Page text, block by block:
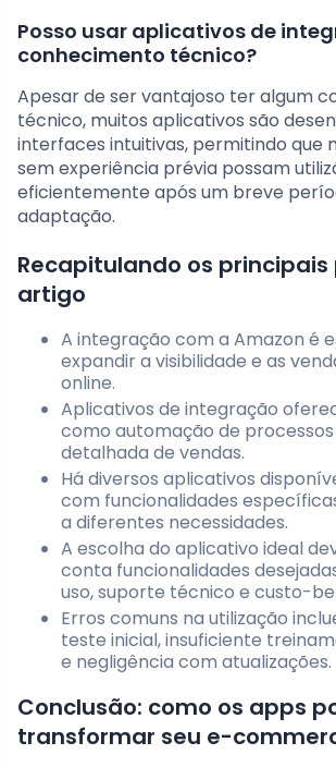
Posso usar aplicativos de
conhecimento técnico?
Apesar de ser vantajoso ter algum
técnico, muitos aplicativos são
interfaces intuitivas, permitindo que
sem experiência prévia possam
eficientemente após um breve
adaptação.
Recapitulando os
artigo
A integração com a Amazon é
expandir a visibilidade e as
online.
Aplicativos de integração
como automação de processos
detalhada de vendas.
Há diversos aplicativos
com funcionalidades
a diferentes necessidades.
A escolha do aplicativo ideal
conta funcionalidades
uso, suporte técnico e custo-
Erros comuns na utilização
teste inicial, insuficiente
e negligência com atualizações.
Conclusão: como os apps
transformar seu e-